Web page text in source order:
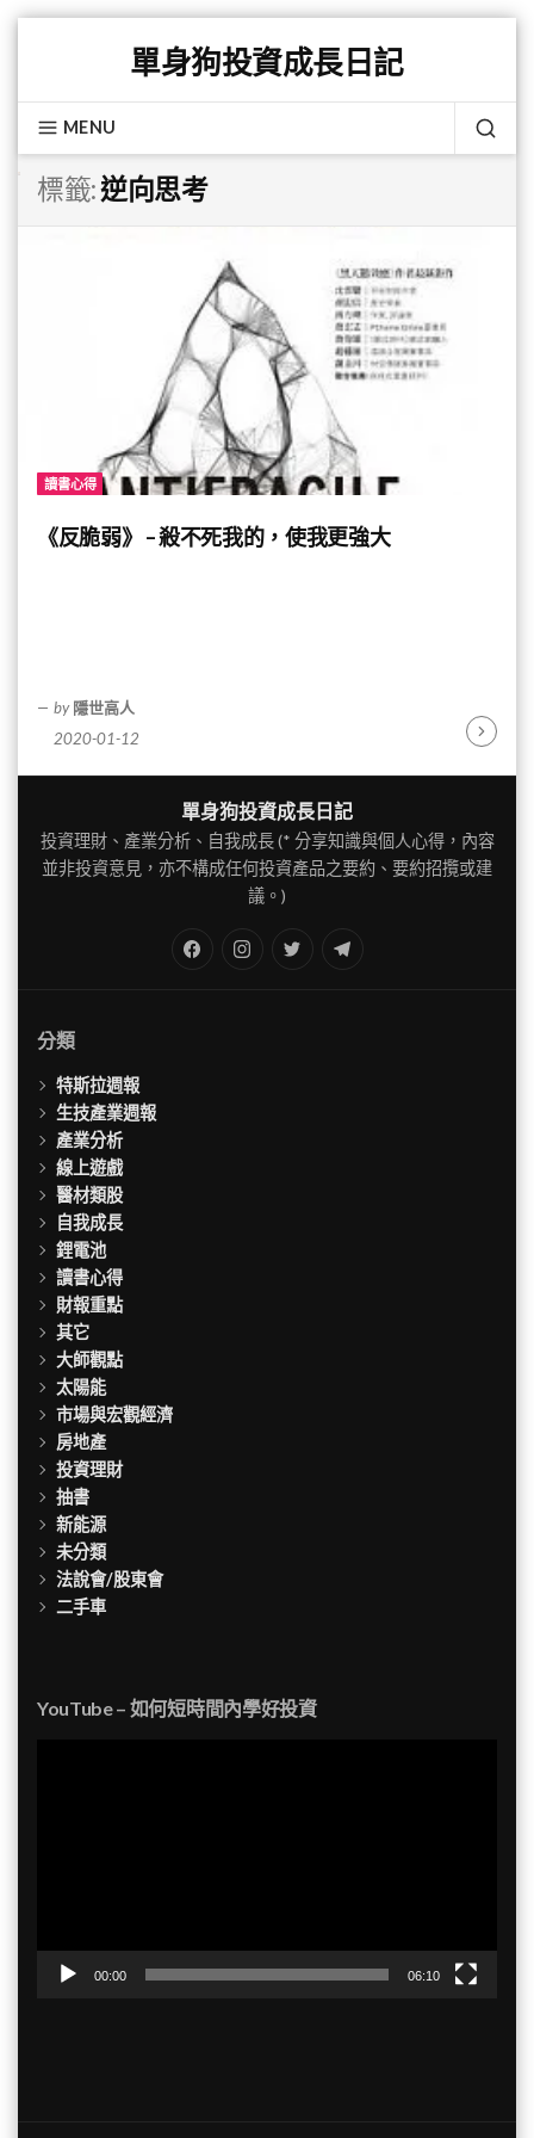
content
單身狗投資成長日記
MENU
標籤:逆向思考
讀書心得
《反脆弱》 – 殺不死我的，使我更強大
by 隱世高人
2020-01-12
單身狗投資成長日記
投資理財、產業分析、自我成長 (* 分享知識與個人心得，內容
並非投資意見，亦不構成任何投資產品之要約、要約招攬或建
議。)
Twitter
分類
特斯拉週報
生技產業週報
產業分析
線上遊戲
醫材類股
自我成長
鋰電池
讀書心得
財報重點
其它
大師觀點
太陽能
市場與宏觀經濟
房地產
投資理財
抽書
新能源
未分類
法說會/股東會
二手車
YouTube – 如何短時間內學好投資
00:00 06:10